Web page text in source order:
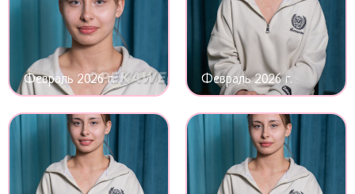
Февраль 2026 г. Февраль 2026 г.